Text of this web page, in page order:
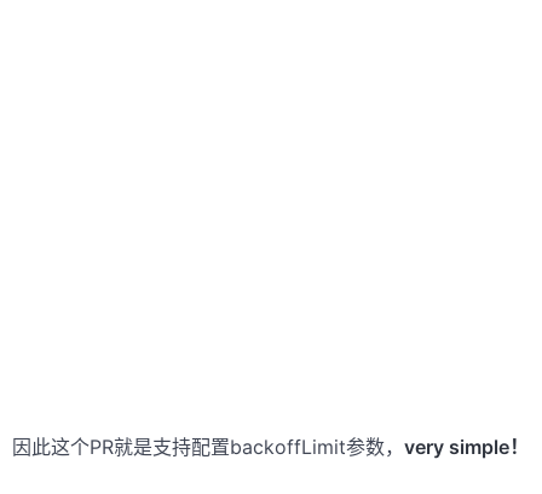
因此这个PR就是支持配置backoffLimit参数， very simple！